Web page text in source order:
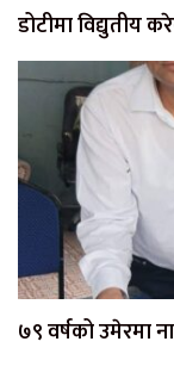
डोटीमा विद्युतीय
७९ वर्षको उमेरमा